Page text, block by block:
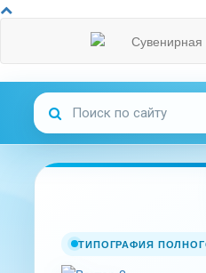
Сувенирная
ТИПОГРАФИЯ